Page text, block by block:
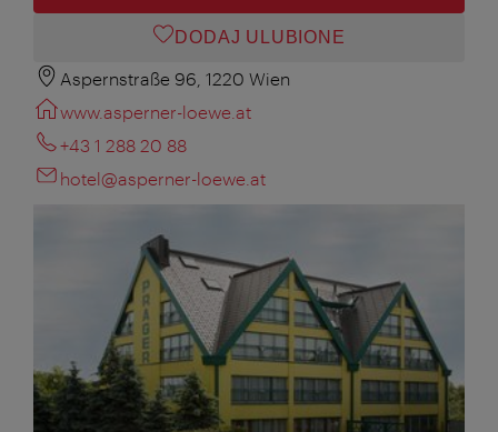
DODAJ ULUBIONE
Aspernstraße 96, 1220 Wien
www.asperner-loewe.at
+43 1 288 20 88
hotel@asperner-loewe.at